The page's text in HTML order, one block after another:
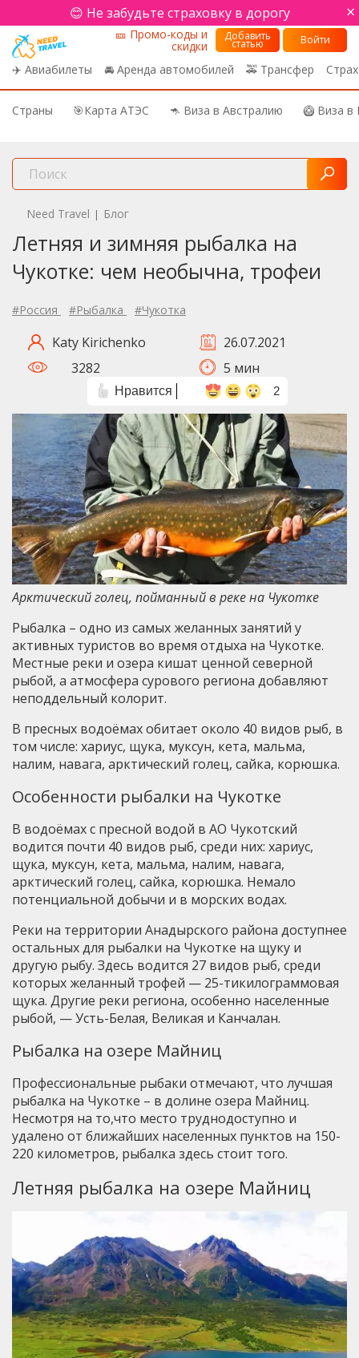
😊 Не забудьте страховку в дорогу ×
✈️ Авиабилеты 🚘 Аренда автомобилей 🚕 Трансфер
🎫 Промо-коды и
скидки
Добавить
статью Войти
Страны 🎯Карта АТЭС 🦘 Виза в Австралию 🥝 Виза
Need Travel | Блог
Летняя и зимняя рыбалка на
Чукотке: чем необычна, трофеи
#Россия #Рыбалка #Чукотка
Katy Kirichenko
26.07.2021
3282
5 мин
Нравится 2
Арктический голец, пойманный в реке на Чукотке
Рыбалка – одно из самых желанных занятий у
активных туристов во время отдыха на Чукотке.
Местные реки и озера кишат ценной северной
рыбой, а атмосфера сурового региона добавляют
неподдельный колорит.
В пресных водоёмах обитает около 40 видов рыб, в
том числе: хариус, щука, муксун, кета, мальма,
налим, навага, арктический голец, сайка, корюшка.
Особенности рыбалки на Чукотке
В водоёмах с пресной водой в АО Чукотский
водится почти 40 видов рыб, среди них: хариус,
щука, муксун, кета, мальма, налим, навага,
арктический голец, сайка, корюшка. Немало
потенциальной добычи и в морских водах.
Реки на территории Анадырского района доступнее
остальных для рыбалки на Чукотке на щуку и
другую рыбу. Здесь водится 27 видов рыб, среди
которых желанный трофей — 25-тикилограммовая
щука. Другие реки региона, особенно населенные
рыбой, — Усть-Белая, Великая и Канчалан.
Рыбалка на озере Майниц
Профессиональные рыбаки отмечают, что лучшая
рыбалка на Чукотке – в долине озера Майниц.
Несмотря на то,что место труднодоступно и
удалено от ближайших населенных пунктов на 150-
220 километров, рыбалка здесь стоит того.
Летняя рыбалка на озере Майниц